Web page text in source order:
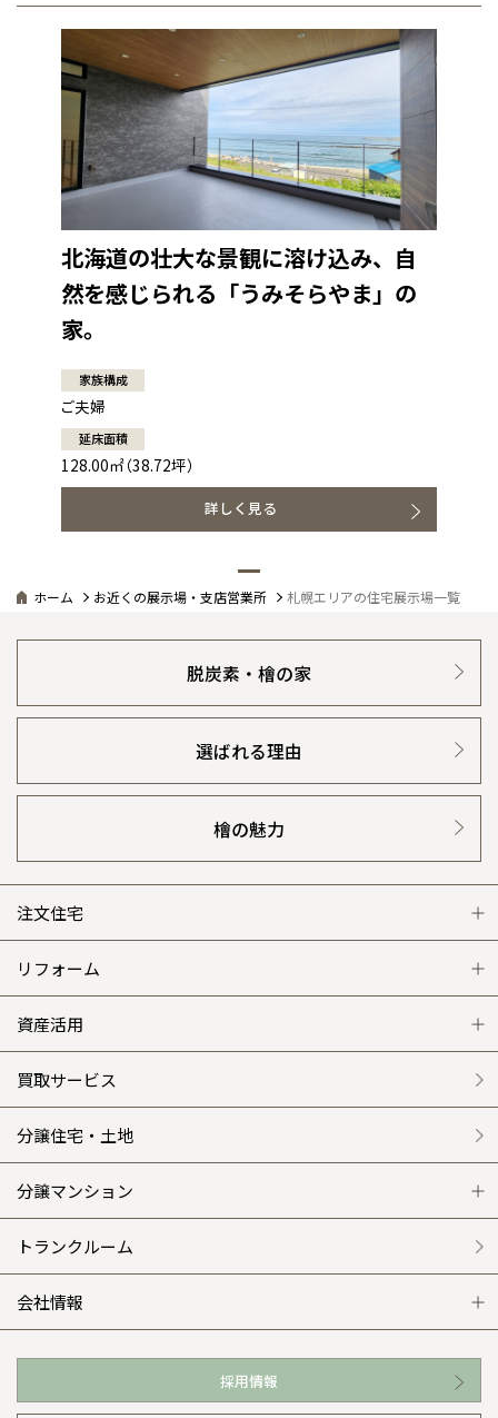
北海道の壮大な景観に溶け込み、自
然を感じられる「うみそらやま」の
家。
家族構成
ご夫婦
延床面積
128.00㎡（38.72坪）
詳しく見る
ホーム お近くの展示場・支店営業所 札幌エリアの住宅展示場一覧
脱炭素・檜の家
選ばれる理由
檜の魅力
注文住宅
注文住宅 トップ
グレートステージ
クレステージ
施工事例
平屋の家
外観・インテリア集
WEB住宅展示場
お近くの展示場
イベント情報
リフォーム
リフォーム トップ
リフォームメニュー
選ばれる理由
リフォームの流れ
介護保険利用で快適リフォーム
カタログ請求（無料）
資産活用
資産活用 トップ
賃貸併用住宅のメリット
安心のサポートシステム
商品紹介
展示場案内
買取サービス
分譲住宅・土地
分譲マンション
分譲マンション トップ
ワザックとは
高い信頼性
安心の管理体制
トランクルーム
会社情報
会社情報 トップ
ニュースリリース
採用情報